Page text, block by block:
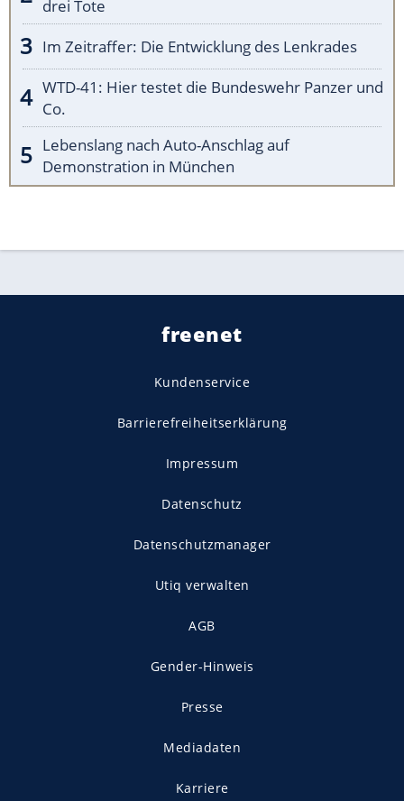
drei Tote
Im Zeitraffer: Die Entwicklung des Lenkrades
WTD-41: Hier testet die Bundeswehr Panzer und
Co.
Lebenslang nach Auto-Anschlag auf
Demonstration in München
freenet
Kundenservice
Barrierefreiheitserklärung
Impressum
Datenschutz
Datenschutzmanager
Utiq verwalten
AGB
Gender-Hinweis
Presse
Mediadaten
Karriere